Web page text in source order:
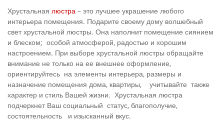
Хрустальная люстра – это лучшее украшение любого
интерьера помещения. Подарите своему дому волшебный
свет хрустальной люстры. Она наполнит помещение сиянием
и блеском; особой атмосферой, радостью и хорошим
настроением. При выборе хрустальной люстры обращайте
внимание не только на ее внешнее оформление,
ориентируйтесь на элементы интерьера, размеры и
назначение помещения дома, квартиры, учитывайте также
характер и стиль Вашей жизни. Хрустальная люстра
подчеркнет Ваш социальный статус, благополучие,
состоятельность и изысканный вкус.